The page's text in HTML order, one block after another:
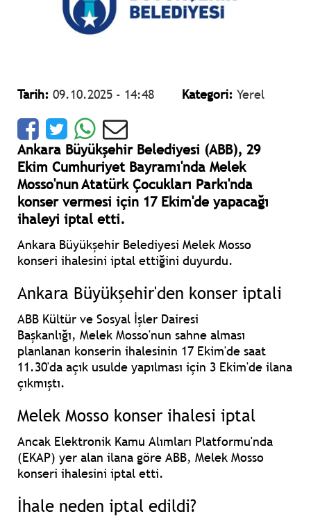
Tarih: 09.10.2025 - 14:48 Kategori: Yerel
Ankara Büyükşehir Belediyesi (ABB), 29
Ekim Cumhuriyet Bayramı'nda Melek
Mosso'nun Atatürk Çocukları Parkı'nda
konser vermesi için 17 Ekim'de yapacağı
ihaleyi iptal etti.
Ankara Büyükşehir Belediyesi Melek Mosso
konseri ihalesini iptal ettiğini duyurdu.
Ankara Büyükşehir'den konser iptali
ABB Kültür ve Sosyal İşler Dairesi
Başkanlığı, Melek Mosso'nun sahne alması
planlanan konserin ihalesinin 17 Ekim'de saat
11.30'da açık usulde yapılması için 3 Ekim'de ilana
çıkmıştı.
Melek Mosso konser ihalesi iptal
Ancak Elektronik Kamu Alımları Platformu'nda
(EKAP) yer alan ilana göre ABB, Melek Mosso
konseri ihalesini iptal etti.
İhale neden iptal edildi?